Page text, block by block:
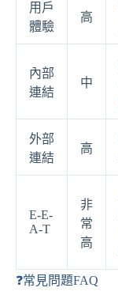
用戶
體驗
高
內部
連結
中
外部
連結
高
E-E-
A-T
非
常
高
❓常見問題FAQ